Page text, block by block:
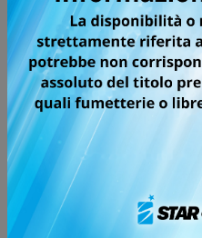
Tutti i fumetti
Pagina 2 di 2